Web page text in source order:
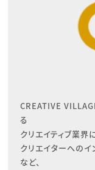
CREATIVE
る
クリエイティブ業界
クリエイターへのイ
など、